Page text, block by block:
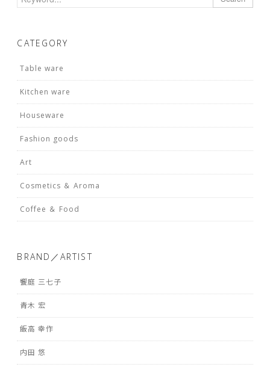
CATEGORY
Table ware
Kitchen ware
Houseware
Fashion goods
Art
Cosmetics ＆ Aroma
Coffee ＆ Food
BRAND／ARTIST
饗庭 三七子
青木 宏
飯高 幸作
内田 悠